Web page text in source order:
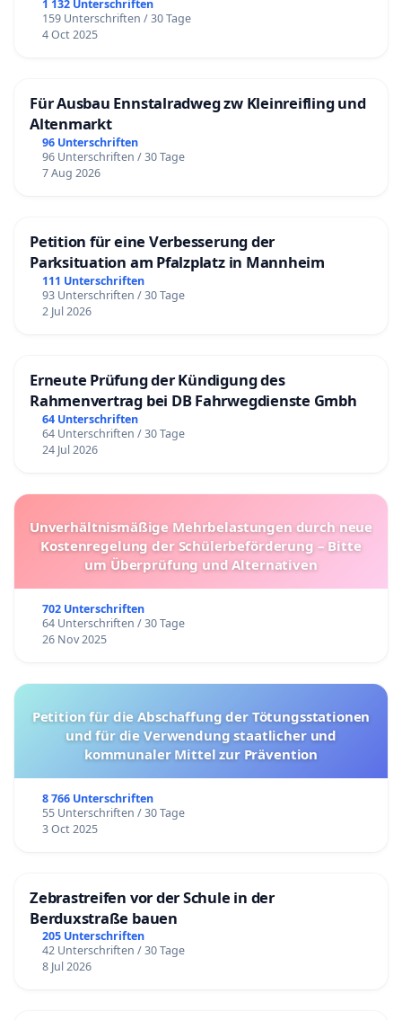
1 132 Unterschriften
159 Unterschriften / 30 Tage
4 Oct 2025
Für Ausbau Ennstalradweg zw Kleinreifling und
Altenmarkt
96 Unterschriften
96 Unterschriften / 30 Tage
7 Aug 2026
Petition für eine Verbesserung der
Parksituation am Pfalzplatz in Mannheim
111 Unterschriften
93 Unterschriften / 30 Tage
2 Jul 2026
Erneute Prüfung der Kündigung des
Rahmenvertrag bei DB Fahrwegdienste Gmbh
64 Unterschriften
64 Unterschriften / 30 Tage
24 Jul 2026
Unverhältnismäßige Mehrbelastungen durch neue
Kostenregelung der Schülerbeförderung – Bitte
um Überprüfung und Alternativen
702 Unterschriften
64 Unterschriften / 30 Tage
26 Nov 2025
Petition für die Abschaffung der Tötungsstationen
und für die Verwendung staatlicher und
kommunaler Mittel zur Prävention
8 766 Unterschriften
55 Unterschriften / 30 Tage
3 Oct 2025
Zebrastreifen vor der Schule in der
Berduxstraße bauen
205 Unterschriften
42 Unterschriften / 30 Tage
8 Jul 2026